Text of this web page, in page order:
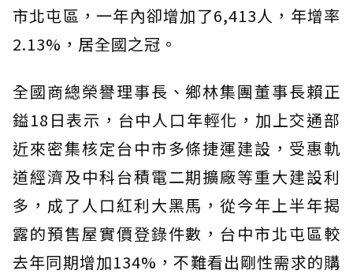
市北屯區，一年內卻增加了6,413人，年增率
2.13%，居全國之冠。
全國商總榮譽理事長、鄉林集團董事長賴正
鎰18日表示，台中人口年輕化，加上交通部
近來密集核定台中市多條捷運建設，受惠軌
道經濟及中科台積電二期擴廠等重大建設利
多，成了人口紅利大黑馬，從今年上半年揭
露的預售屋實價登錄件數，台中市北屯區較
去年同期增加134%，不難看出剛性需求的購